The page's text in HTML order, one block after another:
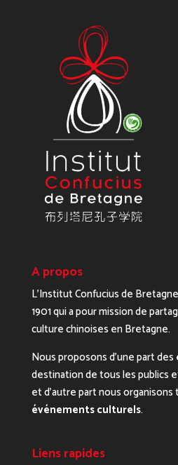
A propos
L’Institut Confucius de
1901 qui a pour mission de
culture chinoises en Bretagne.
Nous proposons d’une part des
destination de tous les publics
et d’autre part nous organisons
événements culturels.
Liens rapides